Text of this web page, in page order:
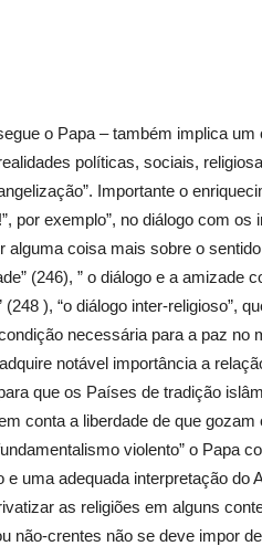
o Papa – também implica
políticas, sociais,
Importante o
por exemplo”, no diálogo com
alguma coisa mais sobre o
(246), ” o diálogo e a amizade
), “o diálogo inter-religioso”,
necessária para a paz no
notável importância a
que os Países de tradição
conta a liberdade de que
violento” o Papa
e uma adequada interpretação do
as religiões em alguns
não-crentes não se deve impor